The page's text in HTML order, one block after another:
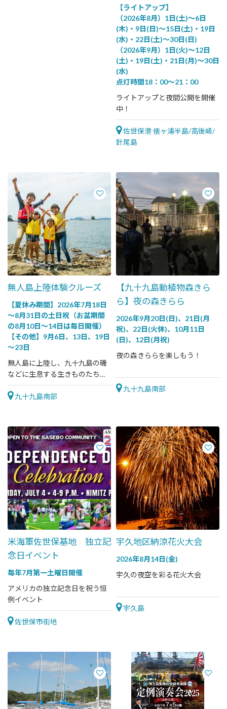
【ライトアップ】
（2026年8月）1日(土)～6日
(木)・9日(日)～15日(土)・19日
(水)・22日(土)～30日(日)
（2026年9月）1日(火)～12日
(土)・19日(土)・21日(月)～30日
(水)
点灯時間18：00～21：00
ライトアップと夜間公開を開催
中！
佐世保港 俵ヶ浦半島/高後崎/
針尾島
無人島上陸体験クルーズ
【夏休み期間】2026年7月18日
～8月31日の土日祝（お盆期間
の8月10日～14日は毎日開催）
【その他】9月6日、13日、19日
～23日
無人島に上陸し、九十九島の磯
などに生息する生きものたちを
観察します
九十九島南部
【九十九島動植物森きら
ら】夜の森きらら
2026年9月20日(日)、21日(月
祝)、22日(火休)、10月11日
(日)、12日(月祝)
夜の森きららを楽しもう！
九十九島南部
米海軍佐世保基地 独立記
念日イベント
毎年7月第一土曜日開催
アメリカの独立記念日を祝う恒
例イベント
佐世保市街地
宇久地区納涼花火大会
2026年8月14日(金)
宇久の夜空を彩る花火大会
宇久島